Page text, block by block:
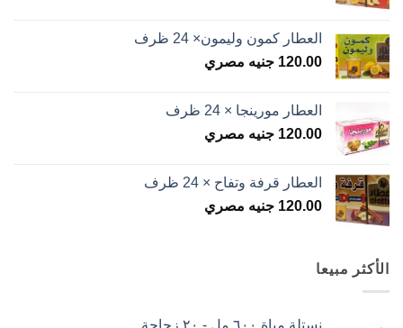
العطار كمون وليمون× 24 ظرف
120.00 جنيه مصري
العطار مورينجا × 24 ظرف
120.00 جنيه مصري
العطار قرفة وتفاح × 24 ظرف
120.00 جنيه مصري
الأكثر مبيعا
نستلة مياة ٦٠٠ مل - ٢٠ زجاجة